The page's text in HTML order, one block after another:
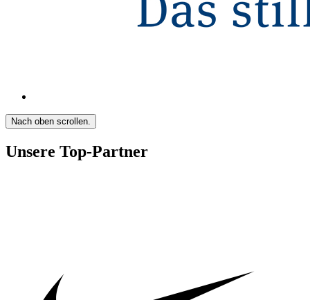
Nach oben scrollen.
Unsere Top-Partner